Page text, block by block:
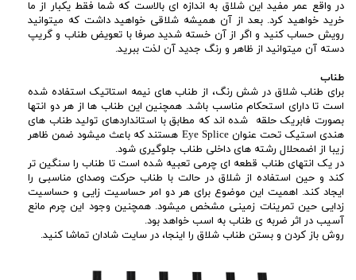
در واقع عمر مفید این شلاق به اندازه ای بالاست که شما فقط یکبار از ما
خرید خواهید کرد. بعد از آن همیشه شلاقی خواهید داشت که میتوانید
رویش حساب کنید و اگر از آن خسته شدید صرفا با تعویض طناب و گریپ
دسته آن میتوانید از ظاهر و رنگ جدید آن لذت ببرید.
طناب
برای طناب شلاق در شش رنگ، از طناب های نیمه استاتیک استفاده شده
است تا دارای استحکام مناسب باشد. همچنین این طناب ها از هر دو انتها
بصورت فابریک حلقه شده اند که مطابق با استانداردهای تولید طناب های
هندی استیک تحت عنوان Eye Splice هستند که باعث میشود ضمن ظاهر
زیبا از اضمحلال رشته های داخلی طناب جلوگیری شود.
در یک انتهای طناب قطعه ای چرمی تعبیه شده است تا طناب را سنگین تر
کند و حین استفاده از شلاق در حالت با طناب حرکت وصدای مناسبی را
ایجاد کند. اهمیت این موضوع برای هر دو امر حساسیت زایی و حساسیت
زدایی حین تمرینات زمینی مشخص میشود. همچنین وجود این چرم مانع
آسیب در اثر ضربه ی طناب به اسب خواهد بود.
روش باز کردن و بستن طناب شلاق را اینجا، در سایت شادان تماشا کنید.